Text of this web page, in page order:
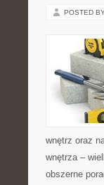
POSTED
wnętrz oraz
wnętrza –
obszerne